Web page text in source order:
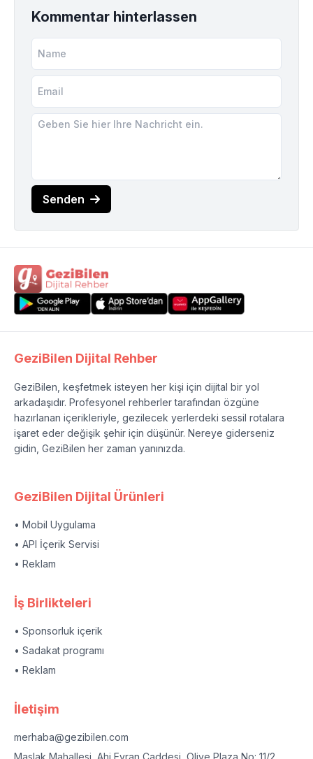
Kommentar hinterlassen
Senden
GeziBilen Dijital Rehber
GeziBilen, keşfetmek isteyen her kişi için dijital bir yol
arkadaşıdır. Profesyonel rehberler tarafından özgüne
hazırlanan içerikleriyle, gezilecek yerlerdeki sessil rotalara
işaret eder değişik şehir için düşünür. Nereye giderseniz
gidin, GeziBilen her zaman yanınızda.
GeziBilen Dijital Ürünleri
• Mobil Uygulama
• API İçerik Servisi
• Reklam
İş Birlikteleri
• Sponsorluk içerik
• Sadakat programı
• Reklam
İletişim
merhaba@gezibilen.com